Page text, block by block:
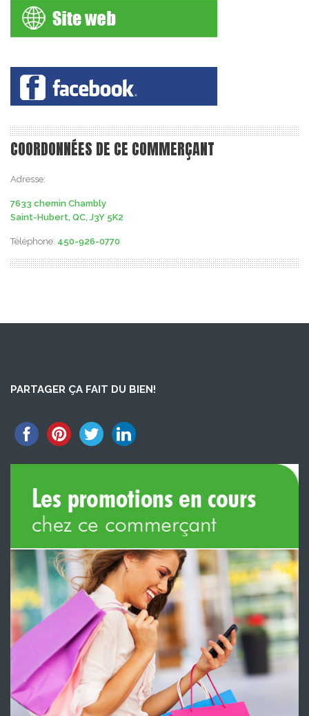
COORDONNÉES DE CE COMMERÇANT
Adresse:
7633 chemin Chambly
Saint-Hubert, QC, J3Y 5K2
Téléphone: 450-926-0770
PARTAGER ÇA FAIT DU BIEN!